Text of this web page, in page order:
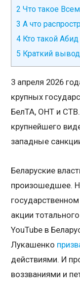
2 Что такое
3 А что
4 Кто такой
5 Краткий
3 апреля 2026
крупных
БелТА, ОНТ и
крупнейшего
западные
Беларуские
произошедшее.
акции
YouTube в
Лукашенко
действиями. И
воззваниями и